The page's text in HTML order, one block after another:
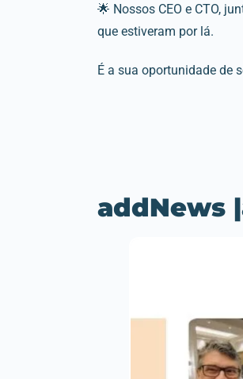
🌟 Nossos CEO e CTO,
que estiveram por lá.
É a sua oportunidade de
addNews